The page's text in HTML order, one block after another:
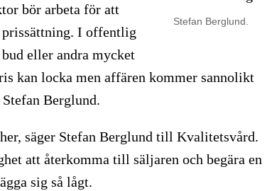
Stefan Berglund.
bör arbeta för att
I offentlig
eller andra mycket
kan locka men affären kommer sannolikt
Berglund.
säger Stefan Berglund till Kvalitetsvård.
att återkomma till säljaren och begära en
sig så lågt.